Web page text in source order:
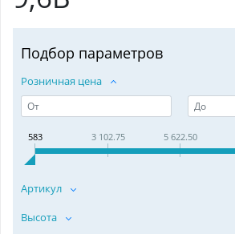
Подбор параметров
Розничная цена
583 3 102.75 5 622.50
Артикул
Высота